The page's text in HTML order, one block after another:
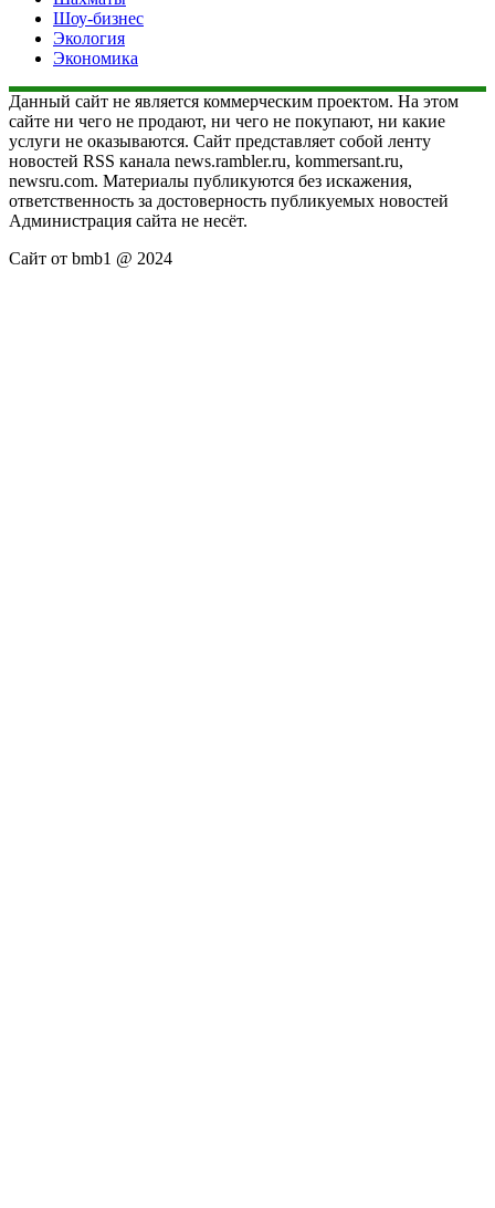
Шоу-бизнес
Экология
Экономика
Данный сайт не является коммерческим проектом. На этом
сайте ни чего не продают, ни чего не покупают, ни какие
услуги не оказываются. Сайт представляет собой ленту
новостей RSS канала news.rambler.ru, kommersant.ru,
newsru.com. Материалы публикуются без искажения,
ответственность за достоверность публикуемых новостей
Администрация сайта не несёт.
Сайт от bmb1 @ 2024